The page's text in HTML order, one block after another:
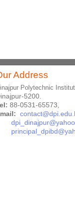
Address
Polytechnic
5200.
88-0531-65573,